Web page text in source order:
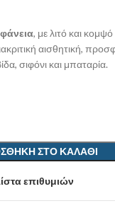
, με λιτό και
αισθητική,
σιφόνι και μπαταρία.
ΣΤΟ ΚΑΛΆΘΙ
επιθυμιών